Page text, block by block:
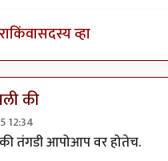
किंवासदस्य व्हा
की
12:34
चालला' असताbyसुबोध खरे
की तंगडी आपोआप वर होतेच.